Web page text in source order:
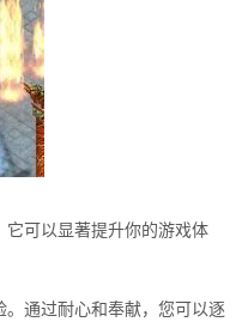
可以显著提升你的游戏体
通过耐心和奉献，您可以逐